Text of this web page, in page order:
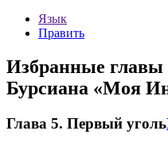
Язык
Править
Избранные главы
Бурсиана «Моя
Глава 5. Первый уголь